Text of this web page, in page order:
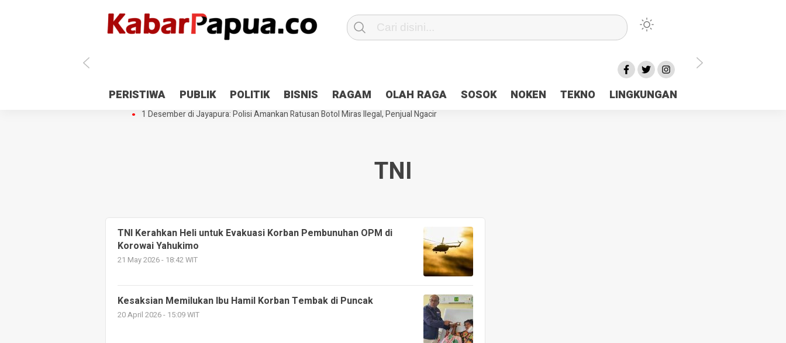
PERISTIWA PUBLIK POLITIK BISNIS RAGAM OLAH RAGA SOSOK NOKEN TEKNO LINGKUNGAN
Antisipasi 1 Desember, TNI Polri Patroli 2×24 jam di Kota Jayapura
Pesan Sejuk Polri di Deklarasi Pemilu Ceria Tanah Papua
Gedung Perpustakaan SMPN 5 Sentani Terbakar
Hibah Pilkada Jayapura Cair 10 Persen, Deposit Kas Daerah Rp23 Miliar Disorot
1 Desember di Jayapura: Polisi Amankan Ratusan Botol Miras Ilegal, Penjual Ngacir
TNI
TNI Kerahkan Heli untuk Evakuasi Korban Pembunuhan OPM di
Korowai Yahukimo
21 May 2026 - 18:42 WIT
Kesaksian Memilukan Ibu Hamil Korban Tembak di Puncak
20 April 2026 - 15:09 WIT